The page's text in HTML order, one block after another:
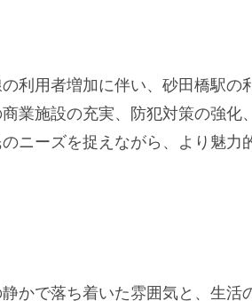
利用者増加に伴い、砂田橋駅の
業施設の充実、防犯対策の強化
ニーズを捉えながら、より魅力
かで落ち着いた雰囲気と、生活